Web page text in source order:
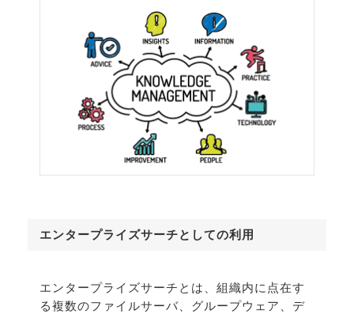
エンタープライズサーチとしての利用
エンタープライズサーチとは、組織内に点在す
る複数のファイルサーバ、グループウェア、デ